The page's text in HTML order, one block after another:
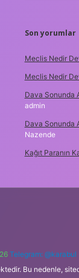
Son yorumlar
Meclis Nedir
Meclis Nedir
Dava Sonunda
admin
Dava Sonunda
Nazende
Kağıt Paranın
Telegram: @karabul
Bu nedenle,